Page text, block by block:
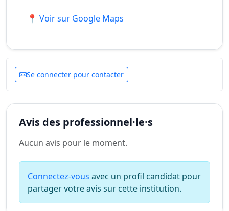
📍 Voir sur Google Maps
Se connecter pour contacter
Avis des professionnel·le·s
Aucun avis pour le moment.
Connectez-vous avec un profil candidat pour
partager votre avis sur cette institution.